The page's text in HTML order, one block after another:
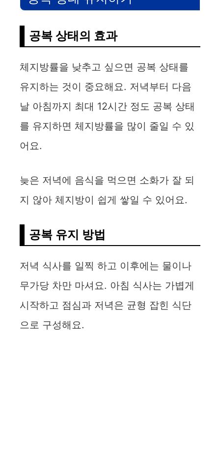
공복 상태의 효과
체지방률을 낮추고 싶으면 공복 상태를
유지하는 것이 중요해요. 저녁부터 다음
날 아침까지 최대 12시간 정도 공복 상태
를 유지하면 체지방률을 많이 줄일 수 있
어요.
늦은 저녁에 음식을 먹으면 소화가 잘 되
지 않아 체지방이 쉽게 쌓일 수 있어요.
공복 유지 방법
저녁 식사를 일찍 하고 이후에는 물이나
무가당 차만 마셔요. 아침 식사는 가볍게
시작하고 점심과 저녁은 균형 잡힌 식단
으로 구성해요.